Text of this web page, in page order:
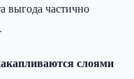
выгода частично
слоями